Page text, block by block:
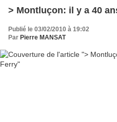
> Montluçon: il y a 40
Publié le 03/02/2010 à 19:02
Par Pierre MANSAT